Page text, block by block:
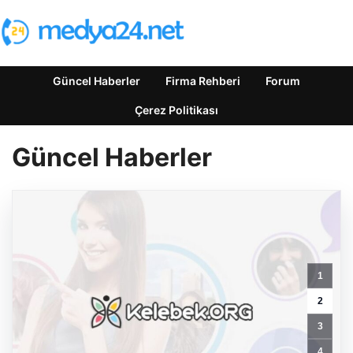
Güncel Haberler Firma Rehberi Forum
Çerez Politikası
Güncel Haberler
1
2
3
platformu